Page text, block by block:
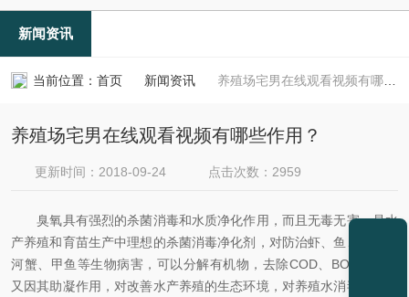
新闻资讯
当前位置： 首页 新闻资讯 养殖场宅男在线观看视频有哪些作用？
养殖场宅男在线观看视频有哪些作用？
更新时间：2018-09-24 点击次数：2959
臭氧具有强烈的杀菌消毒和水质净化作用，而且无毒无害，是水
产养殖和育苗生产中理想的杀菌消毒净化剂，对防治虾、鱼、海胆、
河蟹、甲鱼等生物病害，可以分解有机物，去除COD、BOD物质，
又因其助凝作用，对改善水产养殖的生态环境，对养殖水消毒净化有